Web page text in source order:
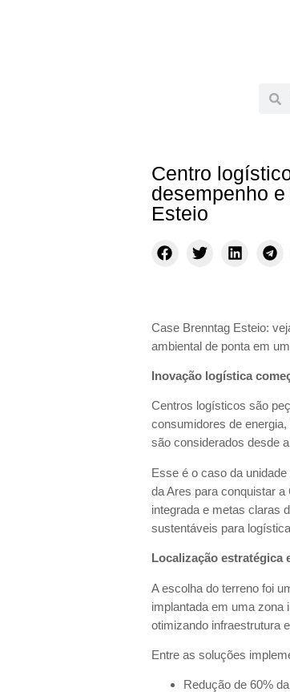
Centro
desempenho
Esteio
Case Brenntag Esteio:
ambiental de ponta em
Inovação logística
Centros logísticos são
consumidores de
são considerados desde
Esse é o caso da
da Ares para conquistar
integrada e metas claras
sustentáveis para
Localização estratégica
A escolha do terreno foi
implantada em uma zona
otimizando infraestrutura
Entre as soluções
Redução de 60%